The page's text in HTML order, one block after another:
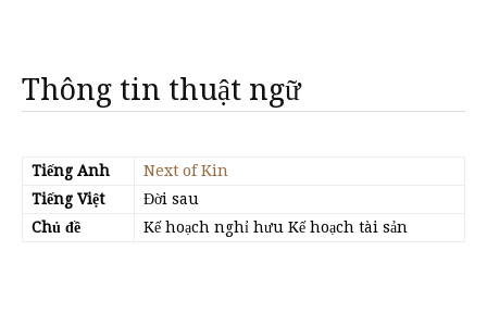
Thông tin thuật ngữ
Tiếng Anh
Next of Kin
Tiếng Việt
Đời sau
Chủ đề
Kế hoạch nghỉ hưu Kế hoạch tài sản